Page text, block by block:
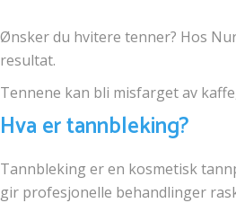
Ønsker du hvitere tenner? Hos
resultat.
Tennene kan bli misfarget av
Hva er tannbleking?
Tannbleking er en kosmetisk
gir profesjonelle behandlinger